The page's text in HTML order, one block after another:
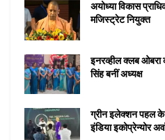
अयोध्या विकास
मजिस्ट्रेट नियुक्त
इनरव्हील क्लब ओबरा
सिंह बनीं अध्यक्ष
ग्रीन इलेक्शन पहल के
इंडिया इकोप्रेन्योर